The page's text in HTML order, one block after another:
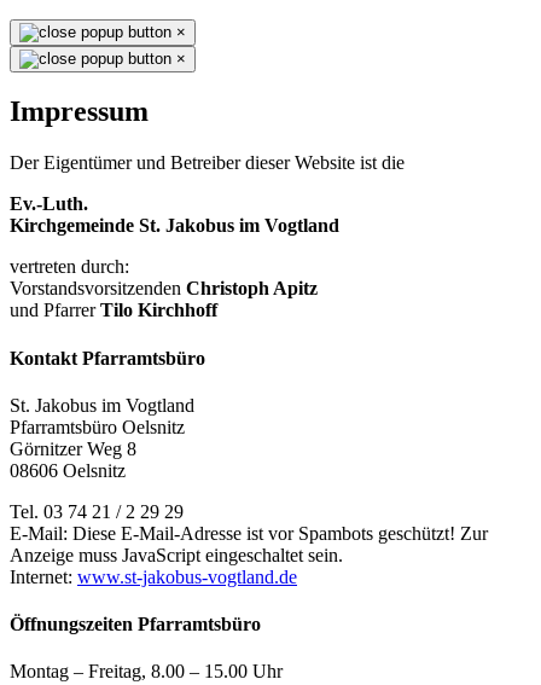
×
×
Impressum
Der Eigentümer und Betreiber dieser Website ist die
Ev.-Luth.
Kirchgemeinde St. Jakobus im Vogtland
vertreten durch:
Vorstandsvorsitzenden Christoph Apitz
und PfarrerTilo Kirchhoff
Kontakt Pfarramtsbüro
St. Jakobus im Vogtland
Pfarramtsbüro Oelsnitz
Görnitzer Weg 8
08606 Oelsnitz
Tel. 03 74 21 / 2 29 29
E-Mail: Diese E-Mail-Adresse ist vor Spambots geschützt! Zur
Anzeige muss JavaScript eingeschaltet sein.
Internet: www.st-jakobus-vogtland.de
Öffnungszeiten Pfarramtsbüro
Montag – Freitag, 8.00 – 15.00 Uhr